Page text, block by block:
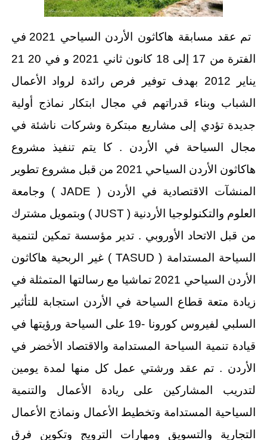
تم عقد مسابقة هاكاثون الأردن السياحي 2021 في
الفترة من 17 إلى 18 كانون ثاني 2021 و في 20 21
يناير 2012 بهدف توفير فرص رائدة لرواد الأعمال
الشباب وبناء قدراتهم في مجال ابتكار نماذج أولية
جديدة تؤدي إلى مشاريع مبتكرة وشركات ناشئة في
مجال السياحة في الأردن . کا يتم تنفيذ مشروع
هاكاثون الأردن السياحي 2021 من قبل مشروع تطوير
المنشآت الاقتصادية في الأردن ( JADE ) وجامعة
العلوم والتكنولوجيا الأردنية ( JUST ) وبتمويل مشترك
من قبل الاتحاد الأوروبي . تدير مؤسسة تمكين لتنمية
السياحة المستدامة ( TASUD ) غير الربحية هاكاثون
الأردن السياحي 2021 تماشيا مع رسالتها المتمثلة في
زيادة متعة قطاع السياحة في الأردن استجابة للتأثير
السلبي لفيروس كورونا -19 على السياحة ورؤيتها في
قيادة تنمية السياحة المستدامة والاقتصاد الأخضر في
الأردن . تم عقد ورشتي عمل كل منها لمدة يومين
لتدريب المشاركين على ريادة الأعمال والتنمية
السياحية المستدامة وتخطيط الأعمال ونماذج الأعمال
التجارية والتسويق ومهارات الترويج وتكوين فرق